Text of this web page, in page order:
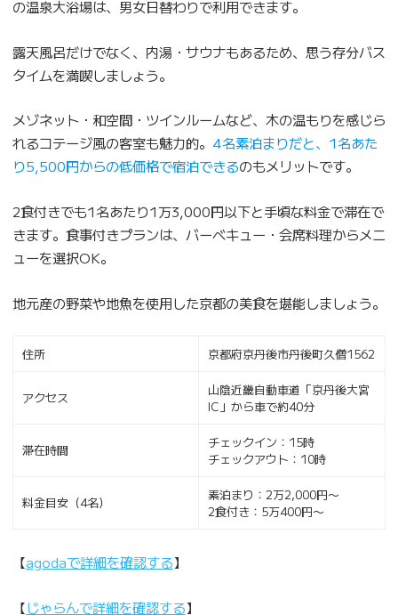
の温泉大浴場は、男女日替わりで利用できます。
露天風呂だけでなく、内湯・サウナもあるため、思う存分バス
タイムを満喫しましょう。
メゾネット・和空間・ツインルームなど、木の温もりを感じら
れるコテージ風の客室も魅力的。 4名素泊まりだと、1名あた
り5,500円からの低価格で宿泊できるのもメリットです。
2食付きでも1名あたり1万3,000円以下と手頃な料金で滞在で
きます。食事付きプランは、バーベキュー・会席料理からメニ
ューを選択OK。
地元産の野菜や地魚を使用した京都の美食を堪能しましょう。
住所 京都府京丹後市丹後町久僧1562
アクセス
山陰近畿自動車道「京丹後大宮
IC」から車で約40分
滞在時間
チェックイン：15時
チェックアウト：10時
料金目安（4名）
素泊まり：2万2,000円〜
2食付き：5万400円〜
【agodaで詳細を確認する】
【じゃらんで詳細を確認する】